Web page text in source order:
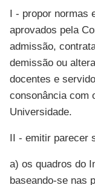
I - propor normas
aprovados pela
admissão,
demissão ou
docentes e
consonância com
Universidade.
II - emitir parecer
a) os quadros do
baseando-se nas